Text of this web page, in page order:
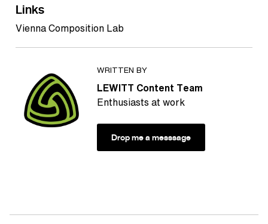
Links
Vienna Composition Lab
WRITTEN BY
LEWITT Content Team
Enthusiasts at work
Drop me a messsage